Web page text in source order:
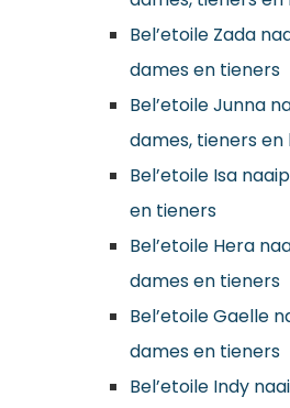
Bel’etoile Zada
dames en tieners
Bel’etoile Junna
dames, tieners en
Bel’etoile Isa
en tieners
Bel’etoile Hera
dames en tieners
Bel’etoile Gaelle
dames en tieners
Bel’etoile Indy